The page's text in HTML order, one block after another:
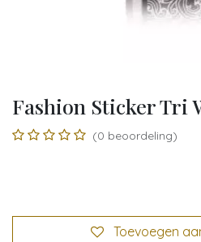
Fashion Sticker Tri
(0 beoordeling)
Toevoegen